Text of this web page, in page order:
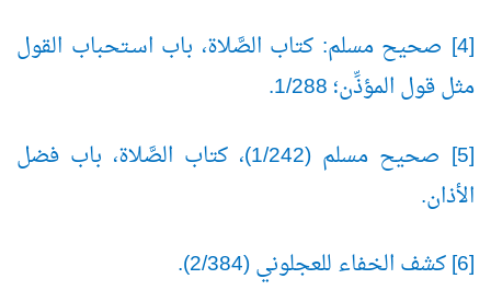
[4] صحيح مسلم: كتاب الصَّلاة، باب اسـتحباب القول
مثل قول المؤذِّن؛ 1/288.
[5] صحيح مسلم (1/242)، كتاب الصَّلاة، باب فضل
الأذان.
[6] كشف الخفاء للعجلوني (2/384).